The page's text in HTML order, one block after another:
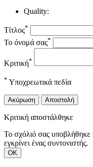
Quality:
Τίτλος*
Το όνομά σας*
Κριτική*
* Υποχρεωτικά πεδία
Ακύρωση Αποστολή
Κριτική αποστάλθηκε
Το σχόλιό σας υποβλήθηκε
εγκρίνει ένας συντονιστής.
ΟΚ